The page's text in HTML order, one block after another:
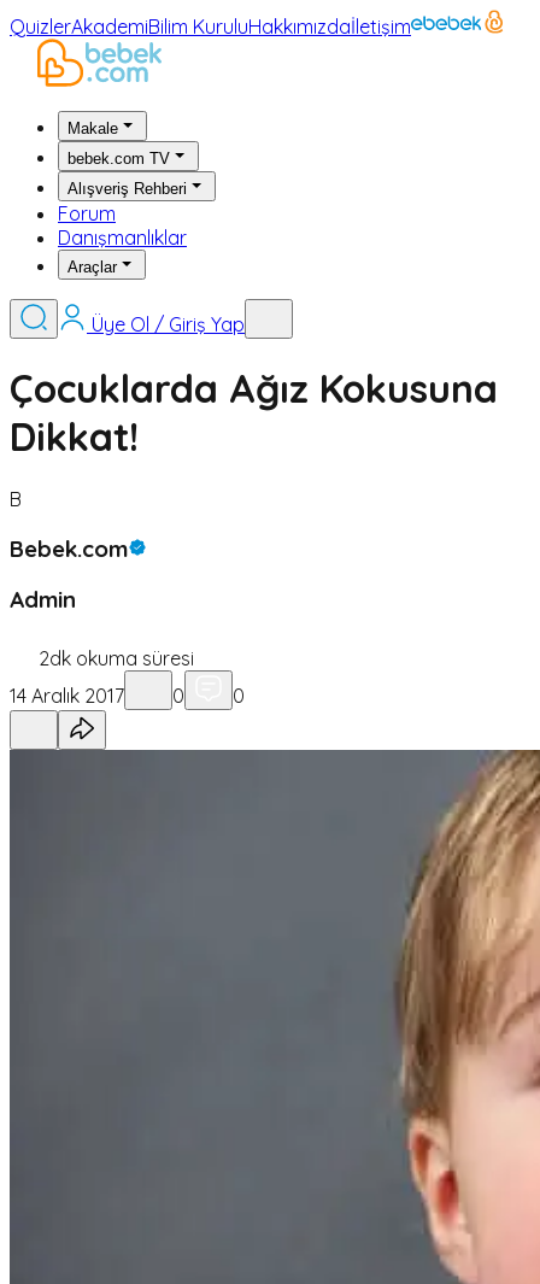
QuizlerAkademiBilim KuruluHakkımızdaİletişim
Makale
bebek.com TV
Alışveriş Rehberi
Forum
Danışmanlıklar
Araçlar
Üye Ol / Giriş Yap
Çocuklarda Ağız Kokusuna
Dikkat!
B
Bebek.com
Admin
2dk okuma süresi
14 Aralık 2017
0 0